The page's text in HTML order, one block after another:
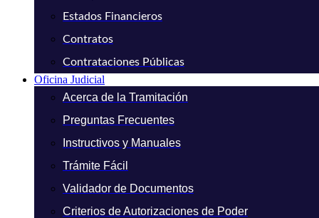
Estados Financieros
Contratos
Contrataciones Públicas
Oficina Judicial
Acerca de la Tramitación
Preguntas Frecuentes
Instructivos y Manuales
Trámite Fácil
Validador de Documentos
Criterios de Autorizaciones de Poder